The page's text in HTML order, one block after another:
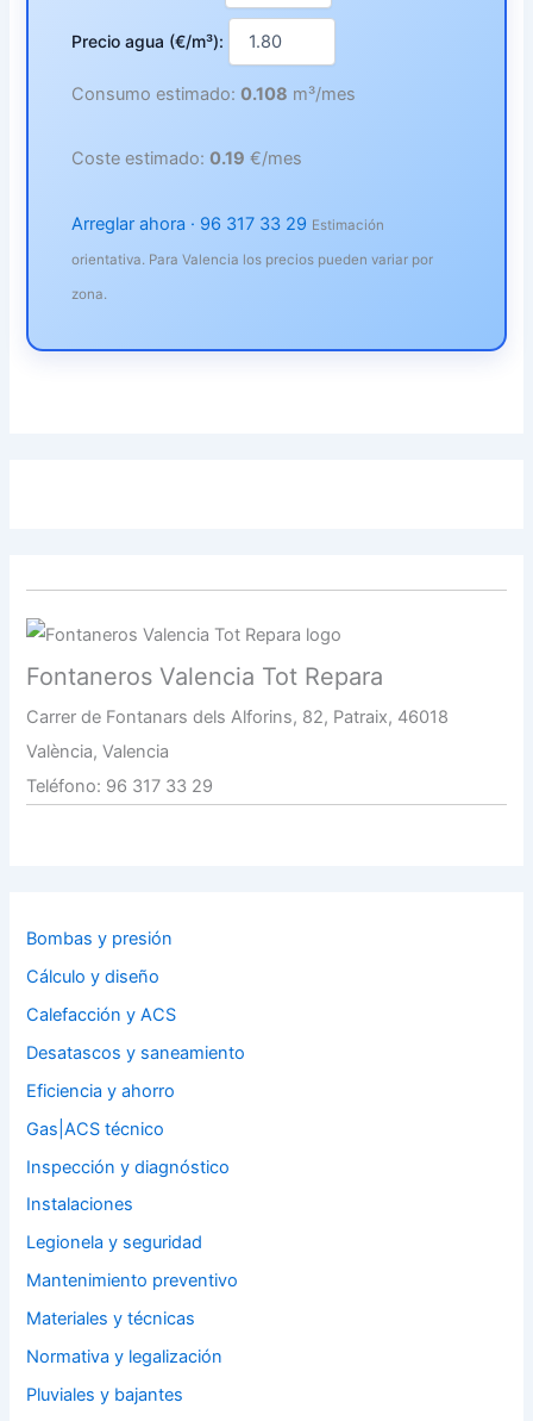
Precio agua (€/m³):
Consumo estimado:0.108 m³/mes
Coste estimado:0.19 €/mes
Arreglar ahora · 96 317 33 29 Estimación
orientativa. Para Valencia los precios pueden variar por
zona.
Fontaneros Valencia Tot Repara
Carrer de Fontanars dels Alforins, 82, Patraix, 46018
València, Valencia
Teléfono: 96 317 33 29
Bombas y presión
Cálculo y diseño
Calefacción y ACS
Desatascos y saneamiento
Eficiencia y ahorro
Gas|ACS técnico
Inspección y diagnóstico
Instalaciones
Legionela y seguridad
Mantenimiento preventivo
Materiales y técnicas
Normativa y legalización
Pluviales y bajantes